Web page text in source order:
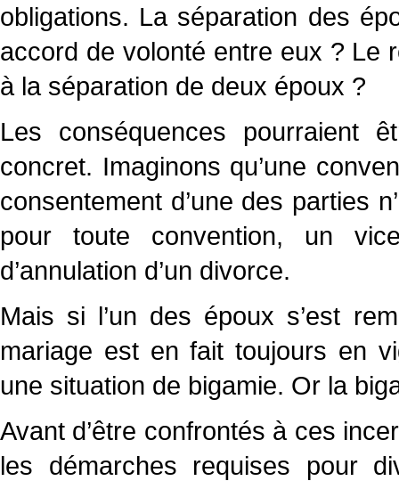
obligations. La séparation des
accord de volonté entre eux ? Le
à la séparation de deux époux ?
Les conséquences pourraient
concret. Imaginons qu’une
consentement d’une des parties
pour toute convention, un
d’annulation d’un divorce.
Mais si l’un des époux s’est
mariage est en fait toujours en
une situation de bigamie. Or la
Avant d’être confrontés à ces
les démarches requises pour